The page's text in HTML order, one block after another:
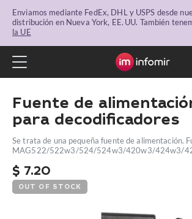
Enviamos mediante FedEx, DHL y USPS desde
distribución en Nueva York, EE. UU. También
la UE
Fuente de
para decodificadores
Se trata de una pequeña fuente de alimentación.
MAG522/522w3/524/524w3/420w3/424w3/
$ 7.20
OUT OF STOCK